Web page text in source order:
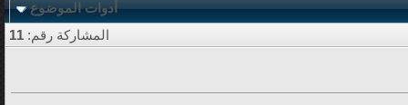
أدوات الموضوع
المشاركة رقم: 11